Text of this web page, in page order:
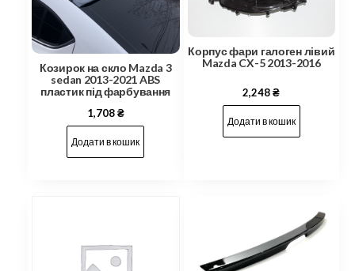
Козирок на скло Mazda 3
sedan 2013-2021 ABS
пластик під фарбування
1,708₴
Додати в кошик
Корпус фари галоген лівий
Mazda CX-5 2013-2016
2,248₴
Додати в кошик